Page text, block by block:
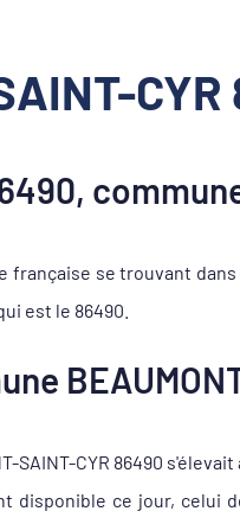
française se trouvant
est le 86490.
SAINT-CYR 86490
disponible ce jour, celui